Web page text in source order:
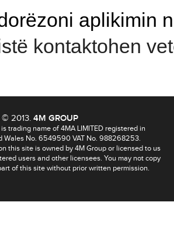
aplikimin
kontaktohen
2013. 4M GROUP
trading name of 4MA LIMITED registered in
Wales No. 6549590 VAT No. 988268253.
this site is owned by 4M Group or licensed to us
users and other licensees. You may not copy
of this site without prior written permission.